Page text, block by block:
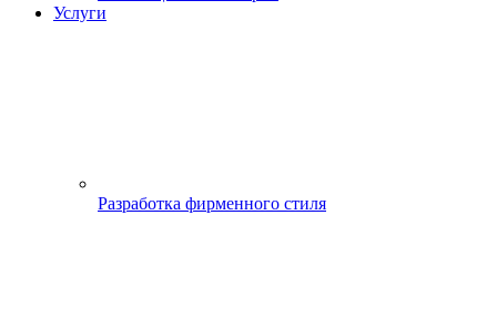
Услуги
Разработка фирменного стиля